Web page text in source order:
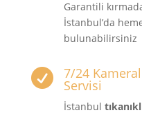
Garantili
İstanbul’da
bulunabilirsiniz
 7/24
Servisi
İstanbul